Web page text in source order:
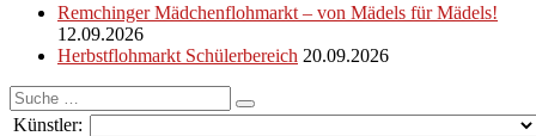
Remchinger Mädchenflohmarkt – von Mädels für Mädels!
12.09.2026
Herbstflohmarkt Schülerbereich 20.09.2026
Suche
nach:
Künstler: